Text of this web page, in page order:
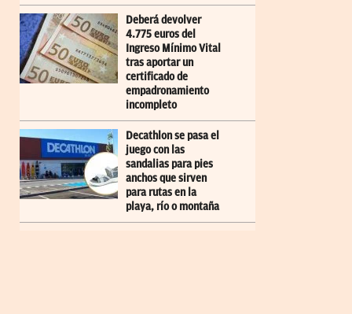
Deberá devolver
4.775 euros del
Ingreso Mínimo Vital
tras aportar un
certificado de
empadronamiento
incompleto
Decathlon se pasa el
juego con las
sandalias para pies
anchos que sirven
para rutas en la
playa, río o montaña